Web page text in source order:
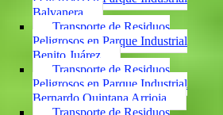
Balvanera
Transporte de Residuos
Peligrosos en Parque Industrial
Benito Juárez
Transporte de Residuos
Peligrosos en Parque Industrial
Bernardo Quintana Arrioja
Transporte de Residuos